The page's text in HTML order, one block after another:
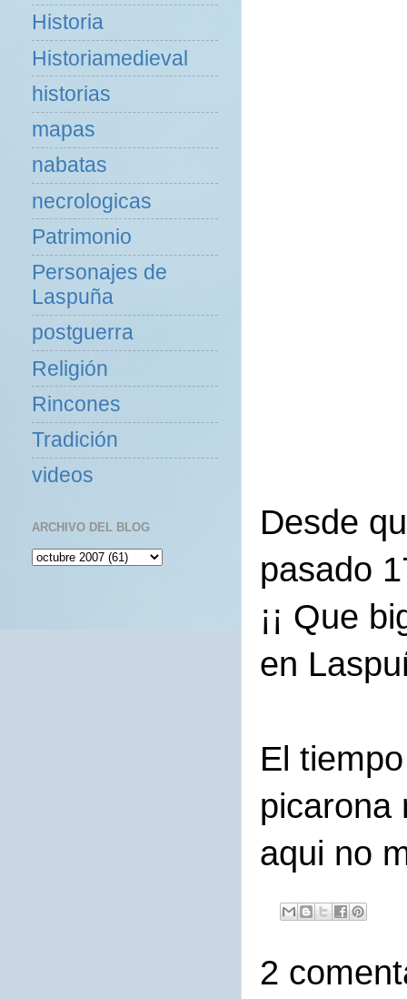
Desde
pasado
¡¡ Que
en
El
picarona
aqui no
2
Historia
Historiamedieval
historias
mapas
nabatas
necrologicas
Patrimonio
Personajes de
Laspuña
postguerra
Religión
Rincones
Tradición
videos
ARCHIVO DEL BLOG